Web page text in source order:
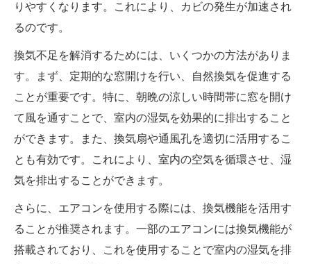
りやすくなります。これにより、カビの発生が加速され
るのです。
換気不足を解消するためには、いくつかの方法がありま
す。まず、定期的な窓開けを行い、自然換気を促進する
ことが重要です。特に、朝晩の涼しい時間帯に窓を開け
て風を通すことで、室内の湿気を効果的に排出すること
ができます。また、換気扇や通風孔を適切に活用するこ
とも有効です。これにより、室内の空気を循環させ、湿
気を排出することができます。
さらに、エアコンを使用する際には、換気機能を活用す
ることが推奨されます。一部のエアコンには換気機能が
搭載されており、これを使用することで室内の湿気を排